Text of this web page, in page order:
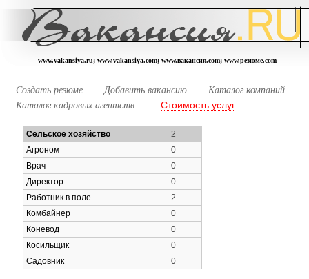
www.vakansiya.ru; www.vakansiya.com; www.вакансия.com; www.резюме.com
Создать резюме Добавить вакансию
Каталог компаний
Каталог кадровых агентств
Стоимость услуг
Сельское хозяйство
2
Агроном
0
Врач
0
Директор
0
Работник в поле
2
Комбайнер
0
Коневод
0
Косильщик
0
Садовник
0